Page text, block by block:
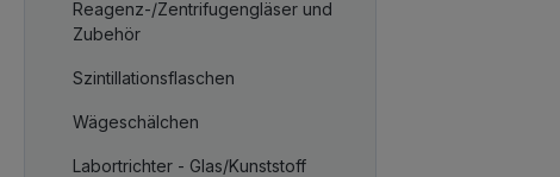
Reagenz-/Zentrifugengläser und
Zubehör
Szintillationsflaschen
Wägeschälchen
Labortrichter - Glas/Kunststoff